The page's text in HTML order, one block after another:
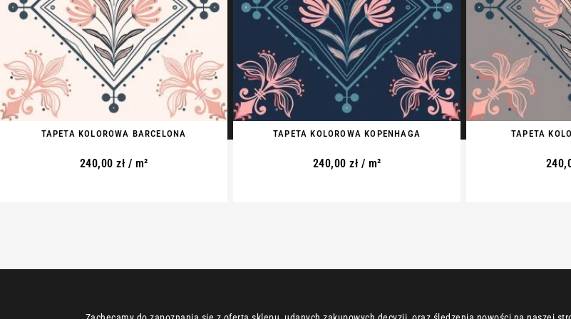
TAPETA KOLOROWA BARCELONA
240,00 zł / m²
TAPETA KOLOROWA KOPENHAGA
240,00 zł / m²
TAPETA